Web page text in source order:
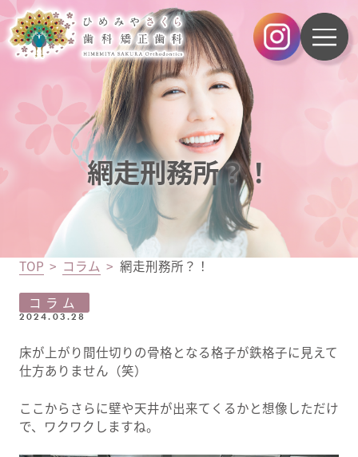
網走刑務所？！
TOP コラム 網走刑務所？！
コラム
2024.03.28
床が上がり間仕切りの骨格となる格子が鉄格子に見えて
仕方ありません（笑）
ここからさらに壁や天井が出来てくるかと想像しただけ
で、ワクワクしますね。